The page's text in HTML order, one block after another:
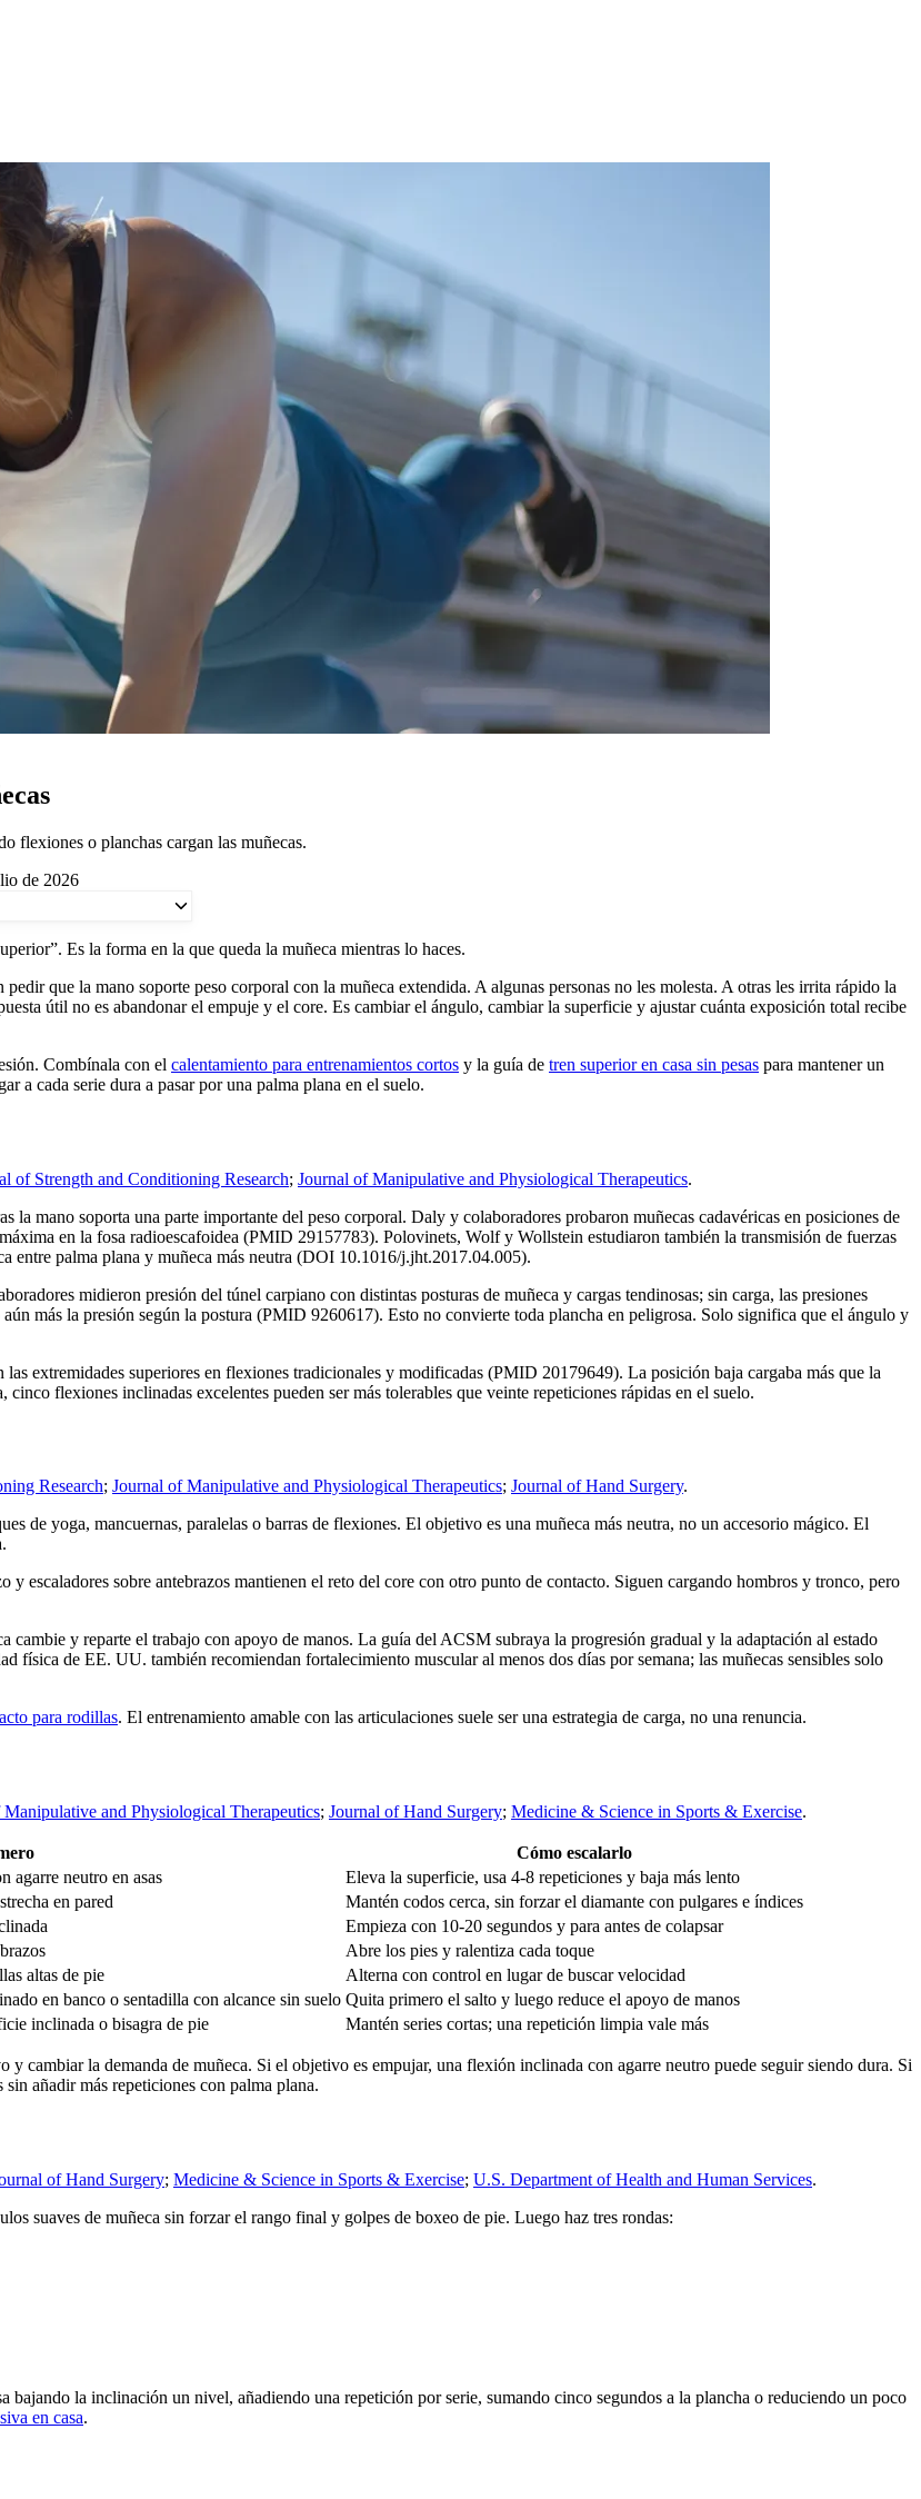
flexiones o planchas cargan las muñecas.
de 2026
Es la forma en la que queda la muñeca mientras lo haces.
que la mano soporte peso corporal con la muñeca extendida. A algunas personas no les molesta. A otras les irrita rápido la
útil no es abandonar el empuje y el core. Es cambiar el ángulo, cambiar la superficie y ajustar cuánta exposición total recibe
Combínala con el calentamiento para entrenamientos cortos y la guía de tren superior en casa sin pesas para mantener un
a cada serie dura a pasar por una palma plana en el suelo.
of Strength and Conditioning Research; Journal of Manipulative and Physiological Therapeutics.
mano soporta una parte importante del peso corporal. Daly y colaboradores probaron muñecas cadavéricas en posiciones de
en la fosa radioescafoidea (PMID 29157783). Polovinets, Wolf y Wollstein estudiaron también la transmisión de fuerzas
entre palma plana y muñeca más neutra (DOI 10.1016/j.jht.2017.04.005).
midieron presión del túnel carpiano con distintas posturas de muñeca y cargas tendinosas; sin carga, las presiones
más la presión según la postura (PMID 9260617). Esto no convierte toda plancha en peligrosa. Solo significa que el ángulo y
extremidades superiores en flexiones tradicionales y modificadas (PMID 20179649). La posición baja cargaba más que la
flexiones inclinadas excelentes pueden ser más tolerables que veinte repeticiones rápidas en el suelo.
Research; Journal of Manipulative and Physiological Therapeutics; Journal of Hand Surgery.
de yoga, mancuernas, paralelas o barras de flexiones. El objetivo es una muñeca más neutra, no un accesorio mágico. El
y escaladores sobre antebrazos mantienen el reto del core con otro punto de contacto. Siguen cargando hombros y tronco, pero
cambie y reparte el trabajo con apoyo de manos. La guía del ACSM subraya la progresión gradual y la adaptación al estado
física de EE. UU. también recomiendan fortalecimiento muscular al menos dos días por semana; las muñecas sensibles solo
para rodillas. El entrenamiento amable con las articulaciones suele ser una estrategia de carga, no una renuncia.
Manipulative and Physiological Therapeutics; Journal of Hand Surgery; Medicine & Science in Sports & Exercise.
Cómo escalarlo
agarre neutro en asas
Eleva la superficie, usa 4-8 repeticiones y baja más lento
en pared
Mantén codos cerca, sin forzar el diamante con pulgares e índices
Empieza con 10-20 segundos y para antes de colapsar
Abre los pies y ralentiza cada toque
altas de pie
Alterna con control en lugar de buscar velocidad
en banco o sentadilla con alcance sin suelo Quita primero el salto y luego reduce el apoyo de manos
inclinada o bisagra de pie Mantén series cortas; una repetición limpia vale más
cambiar la demanda de muñeca. Si el objetivo es empujar, una flexión inclinada con agarre neutro puede seguir siendo dura. Si
añadir más repeticiones con palma plana.
of Hand Surgery; Medicine & Science in Sports & Exercise; U.S. Department of Health and Human Services.
suaves de muñeca sin forzar el rango final y golpes de boxeo de pie. Luego haz tres rondas:
bajando la inclinación un nivel, añadiendo una repetición por serie, sumando cinco segundos a la plancha o reduciendo un poco
en casa.